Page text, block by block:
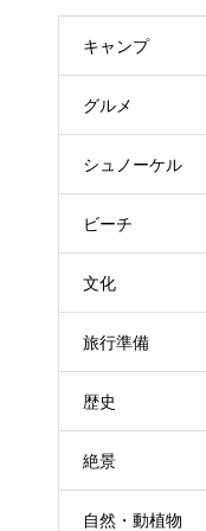
キャンプ
グルメ
シュノーケル
ビーチ
文化
旅行準備
歴史
絶景
自然・動植物